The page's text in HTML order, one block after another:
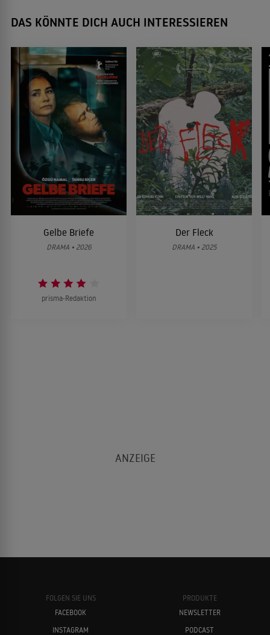
DAS KÖNNTE DICH AUCH INTERESSIEREN
Gelbe Briefe
DRAMA • 2026
prisma-Redaktion
Der Fleck
DRAMA • 2025
FOLGEN SIE UNS
FACEBOOK
INSTAGRAM
PRODUKTE
NEWSLETTER
PODCAST